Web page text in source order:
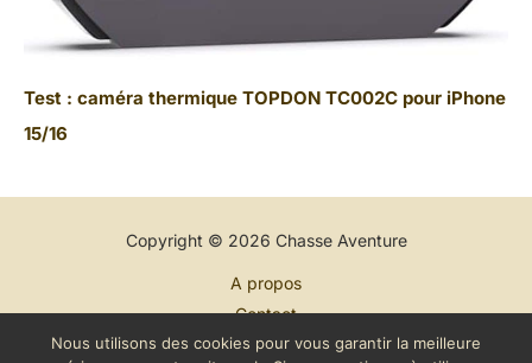
Test : caméra thermique TOPDON TC002C pour iPhone
15/16
Copyright © 2026 Chasse Aventure
A propos
Contact
Plan du site
Nous utilisons des cookies pour vous garantir la meilleure